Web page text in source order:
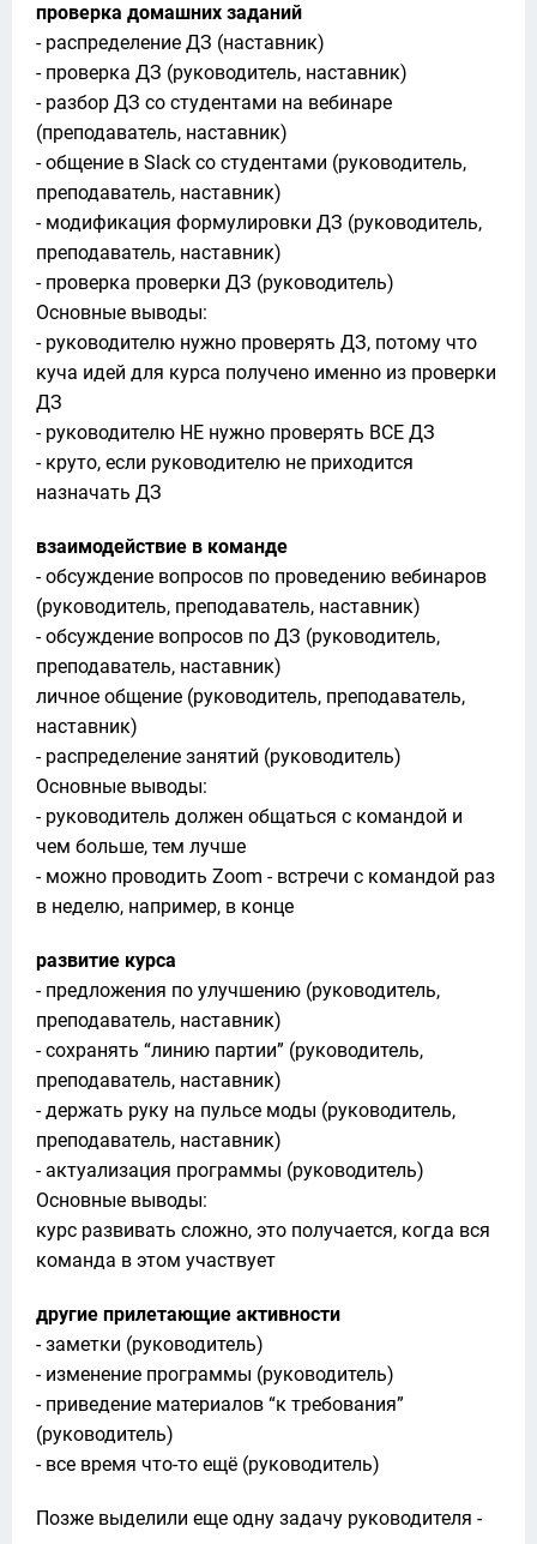
проверка домашних заданий
- распределение ДЗ (наставник)
- проверка ДЗ (руководитель, наставник)
- разбор ДЗ со студентами на вебинаре
(преподаватель, наставник)
- общение в Slack со студентами (руководитель,
преподаватель, наставник)
- модификация формулировки ДЗ (руководитель,
преподаватель, наставник)
- проверка проверки ДЗ (руководитель)
Основные выводы:
- руководителю нужно проверять ДЗ, потому что
куча идей для курса получено именно из проверки
ДЗ
- руководителю НЕ нужно проверять ВСЕ ДЗ
- круто, если руководителю не приходится
назначать ДЗ
взаимодействие в команде
- обсуждение вопросов по проведению вебинаров
(руководитель, преподаватель, наставник)
- обсуждение вопросов по ДЗ (руководитель,
преподаватель, наставник)
личное общение (руководитель, преподаватель,
наставник)
- распределение занятий (руководитель)
Основные выводы:
- руководитель должен общаться с командой и
чем больше, тем лучше
- можно проводить Zoom - встречи с командой раз
в неделю, например, в конце
развитие курса
- предложения по улучшению (руководитель,
преподаватель, наставник)
- сохранять “линию партии” (руководитель,
преподаватель, наставник)
- держать руку на пульсе моды (руководитель,
преподаватель, наставник)
- актуализация программы (руководитель)
Основные выводы:
курс развивать сложно, это получается, когда вся
команда в этом участвует
другие прилетающие активности
- заметки (руководитель)
- изменение программы (руководитель)
- приведение материалов “к требования”
(руководитель)
- все время что-то ещё (руководитель)
Позже выделили еще одну задачу руководителя -